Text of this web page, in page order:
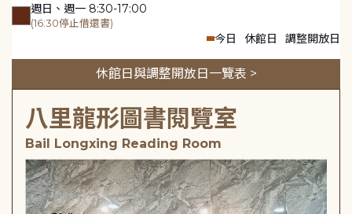
週日、週一 8:30-17:00
(16:30停止借還書)
今日 休館日 調整開放日
休館日與調整開放日一覽表 >
八里龍形圖書閱覽室
Bail Longxing Reading Room